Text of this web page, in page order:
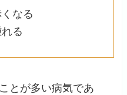
なる
る
とが多い病気であ